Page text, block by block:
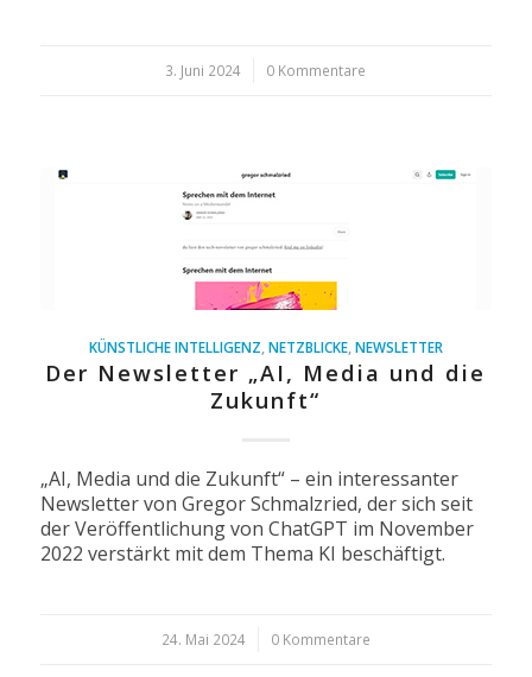
3. Juni 2024
/ 0 Kommentare
KÜNSTLICHE INTELLIGENZ NETZBLICKE, NEWSLETTER
Der Newsletter „AI, Media und die
Zukunft“
„AI, Media und die Zukunft“ – ein interessanter
Newsletter von Gregor Schmalzried, der sich seit
der Veröffentlichung von ChatGPT im November
2022 verstärkt mit dem Thema KI beschäftigt.
24. Mai 2024 0 Kommentare